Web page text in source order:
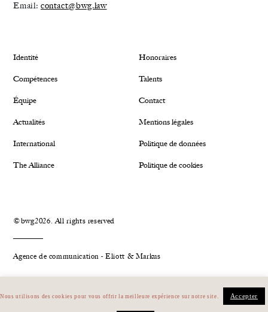
Email: contact@bwg.law
Identité
Compétences
Équipe
Actualités
International
The Alliance
Honoraires
Talents
Contact
Mentions légales
Politique de données
Politique de cookies
©bwg2026. All rights reserved
Agence de communication - Eliott & Markus
Plan du site Linkedin
Nous utilisons des cookies pour vous offrir la meilleure expérience sur notre site. Accepter